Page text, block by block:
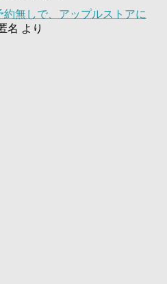
無しで、アップルストアに
名 より